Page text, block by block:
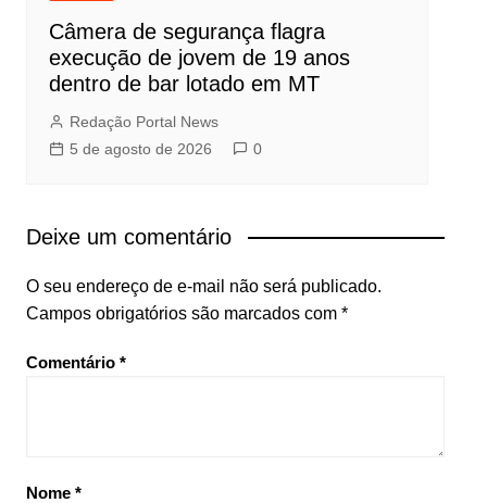
Câmera de segurança flagra
execução de jovem de 19 anos
dentro de bar lotado em MT
Redação Portal News
5 de agosto de 2026
0
Deixe um comentário
O seu endereço de e-mail não será publicado.
Campos obrigatórios são marcados com *
Comentário *
Nome *